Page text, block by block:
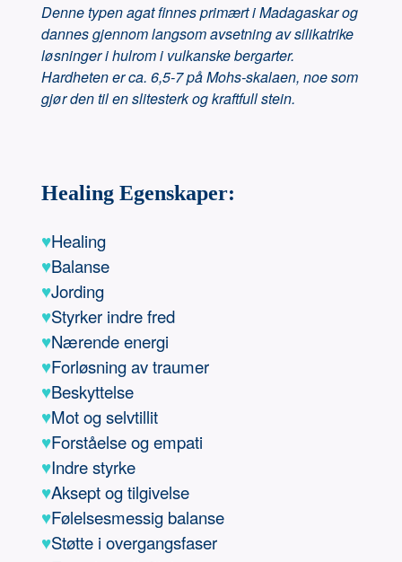
Denne typen agat finnes primært i Madagaskar og
dannes gjennom langsom avsetning av silikatrike
løsninger i hulrom i vulkanske bergarter.
Hardheten er ca. 6,5-7 på Mohs-skalaen, noe som
gjør den til en slitesterk og kraftfull stein.
Healing Egenskaper:
♥Healing
♥Balanse
♥Jording
♥Styrker indre fred
♥Nærende energi
♥Forløsning av traumer
♥Beskyttelse
♥Mot og selvtillit
♥Forståelse og empati
♥Indre styrke
♥Aksept og tilgivelse
♥Følelsesmessig balanse
♥Støtte i overgangsfaser